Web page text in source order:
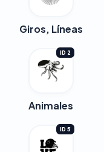
Giros, Líneas
ID 2
Animales
ID 5